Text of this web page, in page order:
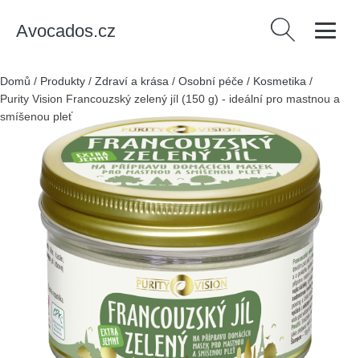
Avocados.cz Vyhledávání
Domů / Produkty / Zdraví a krása / Osobní péče / Kosmetika /
Purity Vision Francouzský zelený jíl (150 g) - ideální pro mastnou a
smíšenou pleť